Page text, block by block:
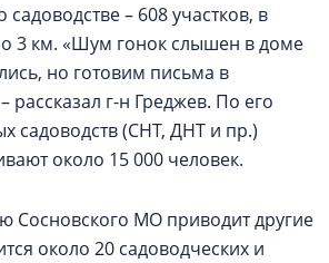
– 608 участков, в
3 км. «Шум гонок слышен в доме
но готовим письма в
г-н Греджев. По его
садоводств (СНТ, ДНТ и пр.)
около 15 000 человек.
Сосновского МО приводит другие
около 20 садоводческих и